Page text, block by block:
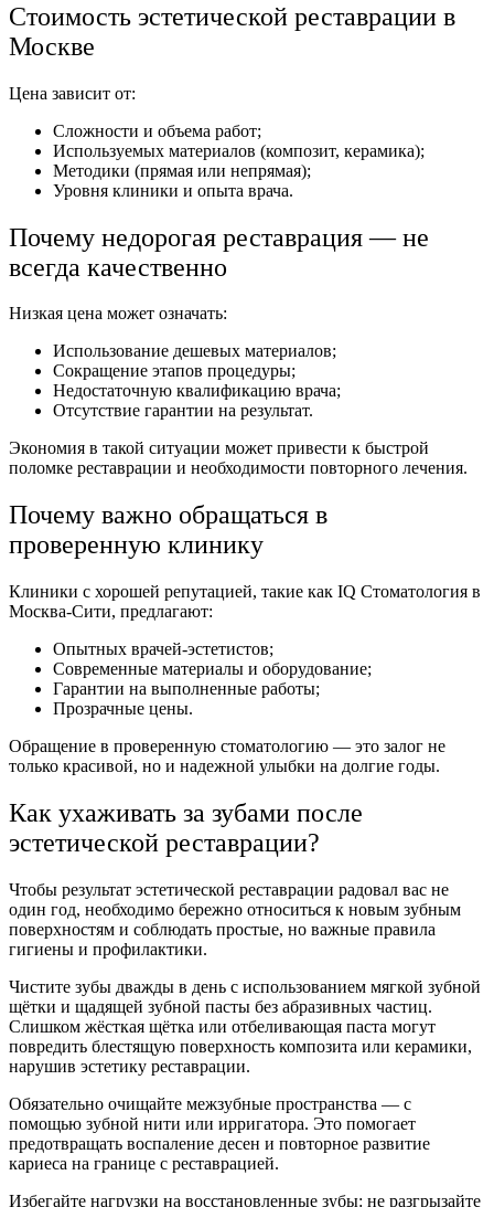
Стоимость эстетической реставрации в
Москве
Цена зависит от:
Сложности и объема работ;
Используемых материалов (композит, керамика);
Методики (прямая или непрямая);
Уровня клиники и опыта врача.
Почему недорогая реставрация — не
всегда качественно
Низкая цена может означать:
Использование дешевых материалов;
Сокращение этапов процедуры;
Недостаточную квалификацию врача;
Отсутствие гарантии на результат.
Экономия в такой ситуации может привести к быстрой
поломке реставрации и необходимости повторного лечения.
Почему важно обращаться в
проверенную клинику
Клиники с хорошей репутацией, такие как IQ Стоматология в
Москва-Сити, предлагают:
Опытных врачей-эстетистов;
Современные материалы и оборудование;
Гарантии на выполненные работы;
Прозрачные цены.
Обращение в проверенную стоматологию — это залог не
только красивой, но и надежной улыбки на долгие годы.
Как ухаживать за зубами после
эстетической реставрации?
Чтобы результат эстетической реставрации радовал вас не
один год, необходимо бережно относиться к новым зубным
поверхностям и соблюдать простые, но важные правила
гигиены и профилактики.
Чистите зубы дважды в день с использованием мягкой зубной
щётки и щадящей зубной пасты без абразивных частиц.
Слишком жёсткая щётка или отбеливающая паста могут
повредить блестящую поверхность композита или керамики,
нарушив эстетику реставрации.
Обязательно очищайте межзубные пространства — с
помощью зубной нити или ирригатора. Это помогает
предотвращать воспаление десен и повторное развитие
кариеса на границе с реставрацией.
Избегайте нагрузки на восстановленные зубы: не разгрызайте